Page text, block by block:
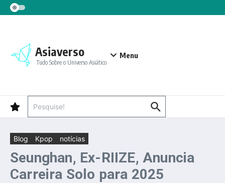
Ir para o conteúdo
Asiaverso
Tudo Sobre o Universo Asiático
Menu
Blog Kpop notícias
Seunghan, Ex-RIIZE, Anuncia
Carreira Solo para 2025